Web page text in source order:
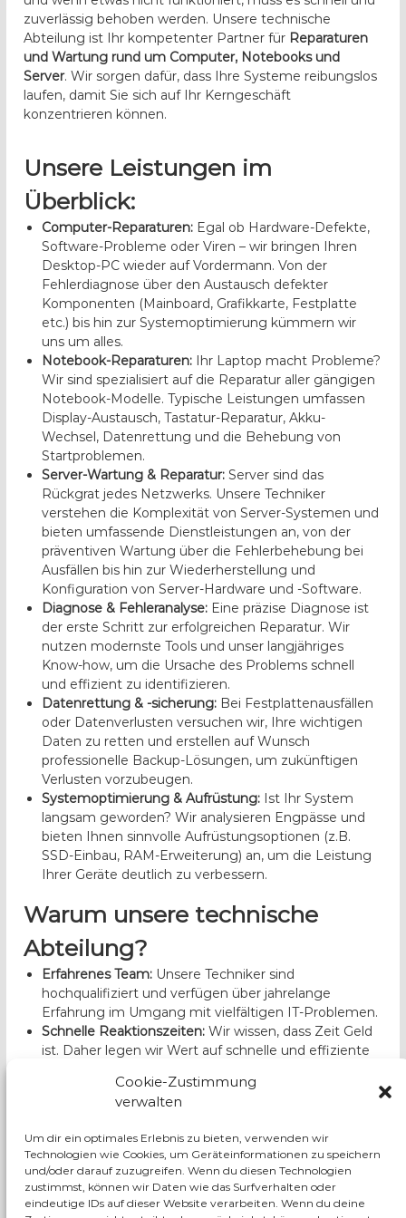
Cookie-Zustimmung
verwalten
Um dir ein optimales Erlebnis zu bieten, verwenden wir
Technologien wie Cookies, um Geräteinformationen zu speichern
und/oder darauf zuzugreifen. Wenn du diesen Technologien
zustimmst, können wir Daten wie das Surfverhalten oder
eindeutige IDs auf dieser Website verarbeiten. Wenn du deine
e
r
zuverlässig behoben werden. Unsere technische
Abteilung ist Ihr kompetenter Partner für Reparaturen
und Wartung rund um Computer, Notebooks und
Server. Wir sorgen dafür, dass Ihre Systeme reibungslos
laufen, damit Sie sich auf Ihr Kerngeschäft
konzentrieren können.
Unsere Leistungen im
Überblick:
Computer-Reparaturen: Egal ob Hardware-Defekte,
Software-Probleme oder Viren – wir bringen Ihren
Desktop-PC wieder auf Vordermann. Von der
Fehlerdiagnose über den Austausch defekter
Komponenten (Mainboard, Grafikkarte, Festplatte
etc.) bis hin zur Systemoptimierung kümmern wir
uns um alles.
Notebook-Reparaturen: Ihr Laptop macht Probleme?
Wir sind spezialisiert auf die Reparatur aller gängigen
Notebook-Modelle. Typische Leistungen umfassen
Display-Austausch, Tastatur-Reparatur, Akku-
Wechsel, Datenrettung und die Behebung von
Startproblemen.
Server-Wartung & Reparatur: Server sind das
Rückgrat jedes Netzwerks. Unsere Techniker
verstehen die Komplexität von Server-Systemen und
bieten umfassende Dienstleistungen an, von der
präventiven Wartung über die Fehlerbehebung bei
Ausfällen bis hin zur Wiederherstellung und
Konfiguration von Server-Hardware und -Software.
Diagnose & Fehleranalyse: Eine präzise Diagnose ist
der erste Schritt zur erfolgreichen Reparatur. Wir
nutzen modernste Tools und unser langjähriges
Know-how, um die Ursache des Problems schnell
und effizient zu identifizieren.
Datenrettung & -sicherung: Bei Festplattenausfällen
oder Datenverlusten versuchen wir, Ihre wichtigen
Daten zu retten und erstellen auf Wunsch
professionelle Backup-Lösungen, um zukünftigen
Verlusten vorzubeugen.
Systemoptimierung & Aufrüstung: Ist Ihr System
langsam geworden? Wir analysieren Engpässe und
bieten Ihnen sinnvolle Aufrüstungsoptionen (z.B.
SSD-Einbau, RAM-Erweiterung) an, um die Leistung
Ihrer Geräte deutlich zu verbessern.
Warum unsere technische
Abteilung?
Erfahrenes Team: Unsere Techniker sind
hochqualifiziert und verfügen über jahrelange
Erfahrung im Umgang mit vielfältigen IT-Problemen.
Schnelle Reaktionszeiten: Wir wissen, dass Zeit Geld
ist. Daher legen wir Wert auf schnelle und effiziente
Zuverlässigkeit:Wir verwenden ausschließlich
hochwertige Ersatzteile und führen jede Reparatur
Transparente Kosten:Vor jeder Reparatur erhalten Sie
einen klaren Kostenvoranschlag. Keine versteckten
Gebühren!
Individuelle Lösungen:Jedes Problem ist einzigartig.